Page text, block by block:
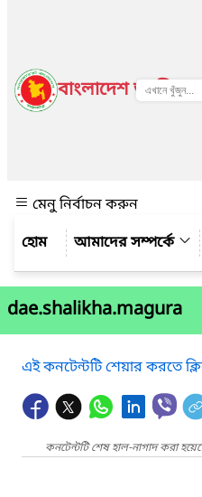
বাংলাদেশ জাতীয়
মেনু নির্বাচন করুন
আমাদের সম্পর্কে
dae.shalikha.magura
এই কনটেন্টটি শেয়ার করতে
কনটেন্টটি শেষ হাল-নাগাদ করা